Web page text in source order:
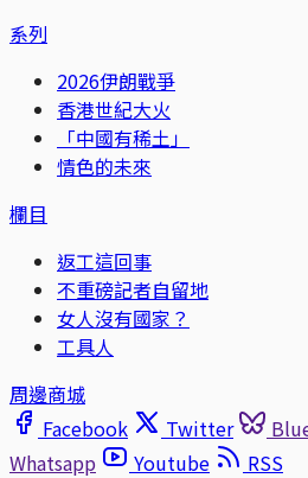
系列
2026伊朗戰爭
香港世紀大火
「中國有稀土」
情色的未來
欄目
返工這回事
不重磅記者自留地
女人沒有國家？
工具人
周邊商城
Facebook
Twitter
Whatsapp
Youtube
RSS